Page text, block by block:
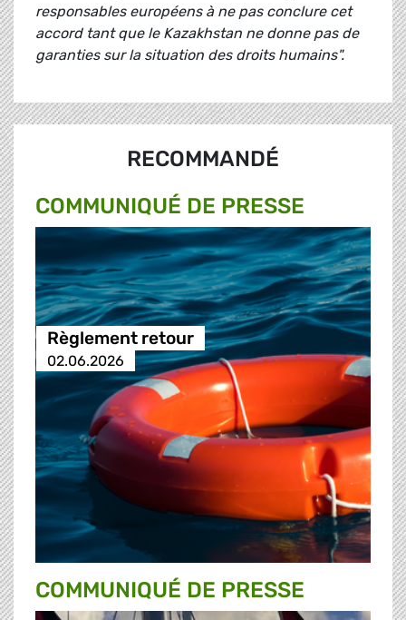
responsables européens à ne pas conclure cet
accord tant que le Kazakhstan ne donne pas de
garanties sur la situation des droits humains".
RECOMMANDÉ
COMMUNIQUÉ DE PRESSE
Règlement retour
02.06.2026
COMMUNIQUÉ DE PRESSE